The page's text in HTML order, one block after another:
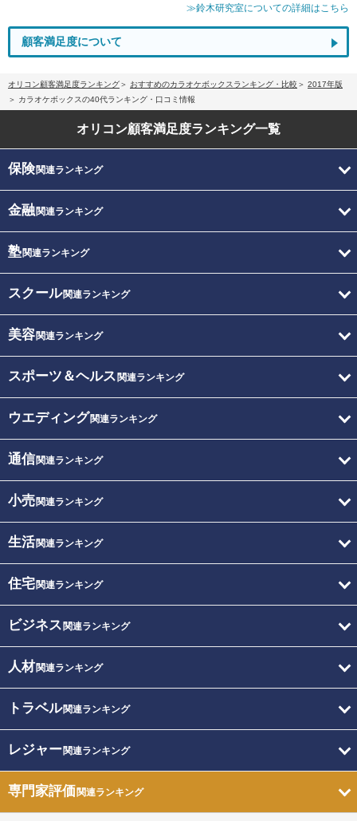
≫鈴木研究室についての詳細はこちら
顧客満足度について
オリコン顧客満足度ランキング おすすめのカラオケボックスランキング・比較
2017年版
カラオケボックスの40代ランキング・口コミ情報
オリコン顧客満足度ランキング一覧
保険関連ランキング
金融関連ランキング
塾関連ランキング
スクール関連ランキング
美容関連ランキング
スポーツ＆ヘルス 関連ランキング
ウエディング関連ランキング
通信関連ランキング
小売関連ランキング
生活関連ランキング
住宅関連ランキング
ビジネス 関連ランキング
人材関連ランキング
トラベル関連ランキング
レジャー関連ランキング
専門家評価関連ランキング